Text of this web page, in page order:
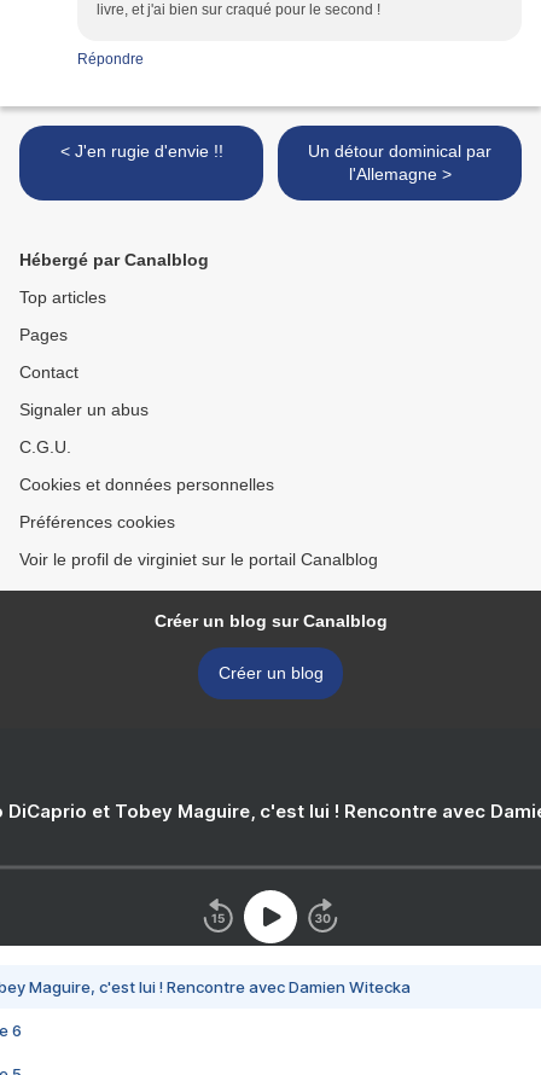
livre, et j'ai bien sur craqué pour le second !
Répondre
< J'en rugie d'envie !!
Un détour dominical par
l'Allemagne >
Hébergé par Canalblog
Top articles
Pages
Contact
Signaler un abus
C.G.U.
Cookies et données personnelles
Préférences cookies
Voir le profil de virginiet sur le portail Canalblog
Créer un blog sur Canalblog
Créer un blog
DiCaprio et Tobey Maguire, c'est lui ! Rencontre avec
Maguire, c'est lui ! Rencontre avec Damien Witecka
6